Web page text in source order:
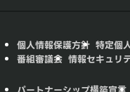
個人情報保護方針 特定個
番組審議会 情報セキュリ